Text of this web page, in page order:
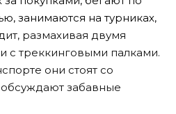
занимаются на турниках,
ит, размахивая двумя
с треккинговыми палками.
они стоят со
забавные